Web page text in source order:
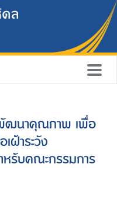
พัฒนาคุณภาพ เพื่อ
ฝ้าระวัง
รับคณะกรรมการ